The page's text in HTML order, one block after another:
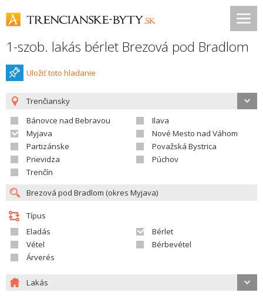
1-szob. lakás bérlet Brezová pod Bradlom
Uložiť toto hladanie
Trenčiansky
Bánovce nad Bebravou
Ilava
Myjava
Nové Mesto nad Váhom
Partizánske
Považská Bystrica
Prievidza
Púchov
Trenčín
Típus
Eladás
Bérlet
Vétel
Bérbevétel
Árverés
Lakás